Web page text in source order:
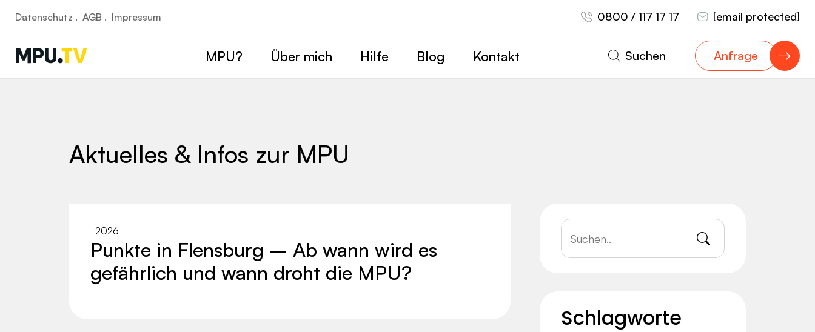
Aktuelles & Infos zur MPU
2026
Punkte in Flensburg – Ab wann wird es
gefährlich und wann droht die MPU?
Schlagworte
Datenschutz . AGB . Impressum 0800 / 117 17 17 [email protected]
Suchen Anfrage
MPU? Über mich Hilfe Blog Kontakt